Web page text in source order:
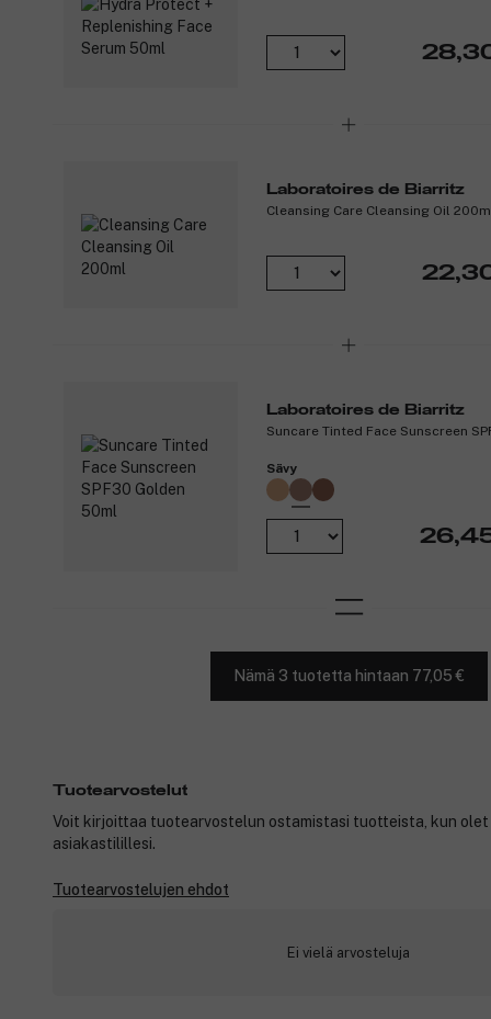
Laboratoires de Biarritz
Cleansing Care Cleansing Oil
Laboratoires de Biarritz
Suncare Tinted Face Sunscreen
Sävy
Nämä 3 tuotetta hintaan 77,05 €
Tuotearvostelut
Voit kirjoittaa tuotearvostelun ostamistasi tuotteista, kun
asiakastilillesi.
Tuotearvostelujen ehdot
Ei vielä arvosteluja